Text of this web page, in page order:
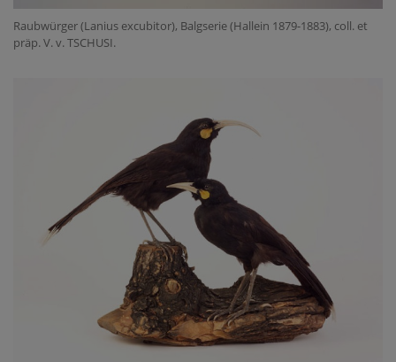
Raubwürger (Lanius excubitor), Balgserie (Hallein 1879-1883), coll. et
präp. V. v. TSCHUSI.